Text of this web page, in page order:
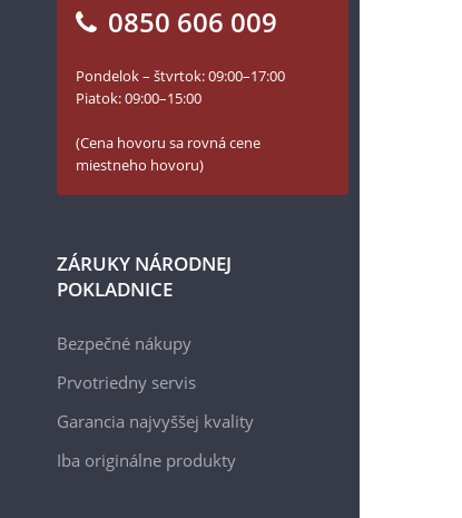
0850 606 009
Pondelok – štvrtok: 09:00–17:00
Piatok: 09:00–15:00
(Cena hovoru sa rovná cene
miestneho hovoru)
ZÁRUKY NÁRODNEJ
POKLADNICE
Bezpečné nákupy
Prvotriedny servis
Garancia najvyššej kvality
Iba originálne produkty